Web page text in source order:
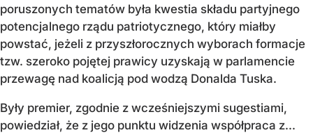
poruszonych tematów była kwestia składu partyjnego
potencjalnego rządu patriotycznego, który miałby
powstać, jeżeli z przyszłorocznych wyborach formacje
tzw. szeroko pojętej prawicy uzyskają w parlamencie
przewagę nad koalicją pod wodzą Donalda Tuska.
Były premier, zgodnie z wcześniejszymi sugestiami,
powiedział, że z jego punktu widzenia współpraca z...